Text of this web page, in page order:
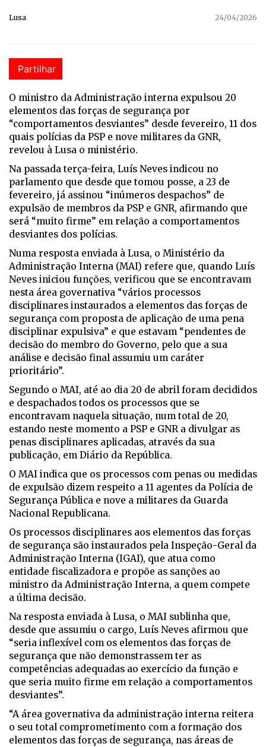
Lusa 24/04/2026
Partilhar
O ministro da Administração interna expulsou 20
elementos das forças de segurança por
“comportamentos desviantes” desde fevereiro, 11 dos
quais polícias da PSP e nove militares da GNR,
revelou à Lusa o ministério.
Na passada terça-feira, Luís Neves indicou no
parlamento que desde que tomou posse, a 23 de
fevereiro, já assinou “inúmeros despachos” de
expulsão de membros da PSP e GNR, afirmando que
será “muito firme” em relação a comportamentos
desviantes dos polícias.
Numa resposta enviada à Lusa, o Ministério da
Administração Interna (MAI) refere que, quando Luís
Neves iniciou funções, verificou que se encontravam
nesta área governativa “vários processos
disciplinares instaurados a elementos das forças de
segurança com proposta de aplicação de uma pena
disciplinar expulsiva” e que estavam “pendentes de
decisão do membro do Governo, pelo que a sua
análise e decisão final assumiu um caráter
prioritário”.
Segundo o MAI, até ao dia 20 de abril foram decididos
e despachados todos os processos que se
encontravam naquela situação, num total de 20,
estando neste momento a PSP e GNR a divulgar as
penas disciplinares aplicadas, através da sua
publicação, em Diário da República.
O MAI indica que os processos com penas ou medidas
de expulsão dizem respeito a 11 agentes da Polícia de
Segurança Pública e nove a militares da Guarda
Nacional Republicana.
Os processos disciplinares aos elementos das forças
de segurança são instaurados pela Inspeção-Geral da
Administração Interna (IGAI), que atua como
entidade fiscalizadora e propõe as sanções ao
ministro da Administração Interna, a quem compete
a última decisão.
Na resposta enviada à Lusa, o MAI sublinha que,
desde que assumiu o cargo, Luís Neves afirmou que
“seria inflexível com os elementos das forças de
segurança que não demonstrassem ter as
competências adequadas ao exercício da função e
que seria muito firme em relação a comportamentos
desviantes”.
“A área governativa da administração interna reitera
o seu total comprometimento com a formação dos
elementos das forças de segurança, nas áreas de